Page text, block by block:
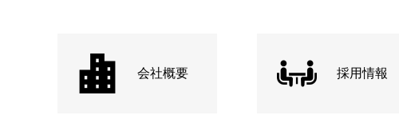
会社概要 採用情報